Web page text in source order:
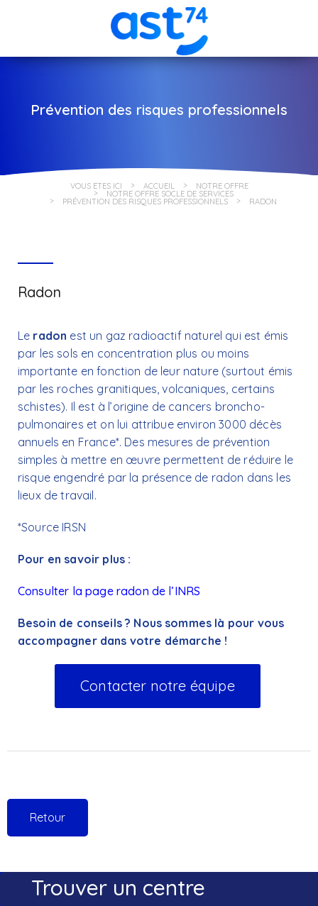
Prévention des risques professionnels
VOUS ÊTES ICI ACCUEIL NOTRE OFFRE
NOTRE OFFRE SOCLE DE SERVICES
PRÉVENTION DES RISQUES PROFESSIONNELS RADON
Radon
Le radon est un gaz radioactif naturel qui est émis
par les sols en concentration plus ou moins
importante en fonction de leur nature (surtout émis
par les roches granitiques, volcaniques, certains
schistes). Il est à l’origine de cancers broncho-
pulmonaires et on lui attribue environ 3000 décès
annuels en France*. Des mesures de prévention
simples à mettre en œuvre permettent de réduire le
risque engendré par la présence de radon dans les
lieux de travail.
*Source IRSN
Pour en savoir plus :
Consulter la page radon de l’INRS
Besoin de conseils ? Nous sommes là pour vous
accompagner dans votre démarche !
Contacter notre équipe
Retour
Trouver un centre